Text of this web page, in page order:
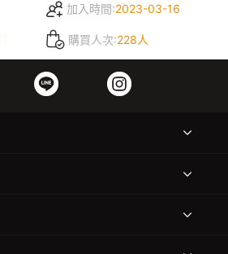
加入時間:2023-03-16
購買人次:228人